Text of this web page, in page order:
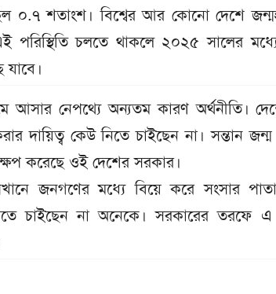
০.৭ শতাংশ। বিশ্বের আর কোনো দেশে
চলতে থাকলে ২০২৫ সালের
আসার নেপথ্যে অন্যতম কারণ অর্থনীতি।
দায়িত্ব কেউ নিতে চাইছেন না। সন্তান
করেছে ওই দেশের সরকার।
জনগণের মধ্যে বিয়ে করে সংসার
চাইছেন না অনেকে। সরকারের তরফে